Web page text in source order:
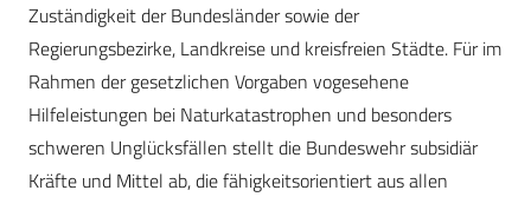
Zuständigkeit der Bundesländer sowie der
Regierungsbezirke, Landkreise und kreisfreien Städte. Für im
Rahmen der gesetzlichen Vorgaben vogesehene
Hilfeleistungen bei Naturkatastrophen und besonders
schweren Unglücksfällen stellt die Bundeswehr subsidiär
Kräfte und Mittel ab, die fähigkeitsorientiert aus allen